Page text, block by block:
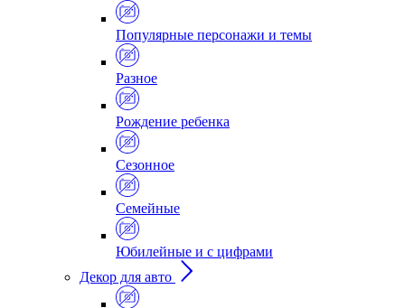
Популярные персонажи и темы
Разное
Рождение ребенка
Сезонное
Семейные
Юбилейные и с цифрами
Декор для авто